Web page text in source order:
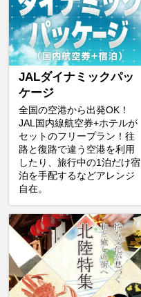
JALダイナミックパッ
ケージ
全国の空港から出発OK！
JAL国内線航空券+ホテルが
セットのフリープラン！往
路と復路で違う空港を利用
したり、旅行中の1泊だけ宿
泊を手配するなどアレンジ
自在。